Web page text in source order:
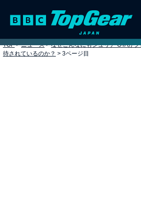
TOP > ニュース > なぜこんなにもジュリア GTAが
待されているのか？ > 3ページ目